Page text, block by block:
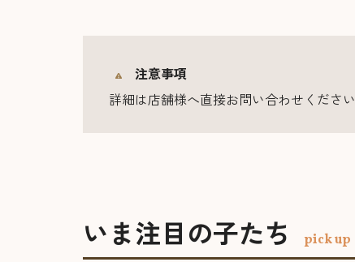
注意事項
詳細は店舗様へ直接お問い合わせください
いま注目の子たち pick up